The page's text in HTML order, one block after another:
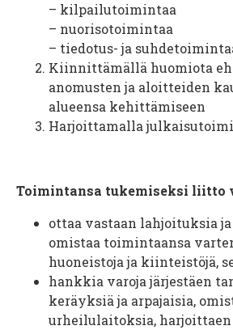
– kilpailutoimintaa
– nuorisotoimintaa
– tiedotus- ja
Kiinnittämällä huomiota
anomusten ja aloitteiden
alueensa kehittämiseen
Harjoittamalla
Toimintansa tukemiseksi liitto
ottaa vastaan lahjoituksia
omistaa toimintaansa
huoneistoja ja kiinteistöjä,
hankkia varoja järjestäen
keräyksiä ja arpajaisia,
urheilulaitoksia, harjoittaen